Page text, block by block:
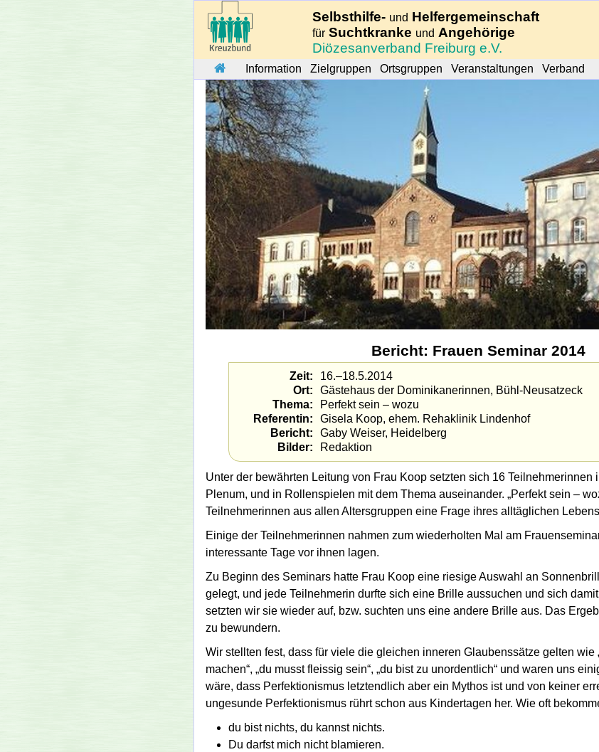
Selbsthilfe- und Helfergemeinschaft
für Suchtkranke und Angehörige
Diözesanverband Freiburg e.V.
Information Zielgruppen Ortsgruppen Veranstaltungen Verband
Bericht: Frauen Seminar 2014
Zeit
16.–18.5.2014
Ort
Gästehaus der Dominikanerinnen, Bühl-Neusatzeck
Thema
Perfekt sein – wozu
Referentin
Gisela Koop, ehem. Rehaklinik Lindenhof
Bericht
Gaby Weiser, Heidelberg
Bilder
Redaktion
Unter der bewährten Leitung von Frau Koop setzten sich 16 Teilnehmerinnen
Plenum, und in Rollenspielen mit dem Thema auseinander.
Perfekt sein –
Teilnehmerinnen aus allen Altersgruppen eine Frage ihres alltäglichen
Einige der Teilnehmerinnen nahmen zum wiederholten Mal am
interessante Tage vor ihnen lagen.
Zu Beginn des Seminars hatte Frau Koop eine riesige Auswahl an
gelegt, und jede Teilnehmerin durfte sich eine Brille aussuchen und sich
setzten wir sie wieder auf, bzw. suchten uns eine andere Brille aus. Das
zu bewundern.
Wir stellten fest, dass für viele die gleichen inneren Glaubenssätze gelten wie
machen , du musst fleissig sein , du bist zu unordentlich
und waren uns
wäre, dass Perfektionismus letztendlich aber ein Mythos ist und von keiner
ungesunde Perfektionismus rührt schon aus Kindertagen her. Wie oft
du bist nichts, du kannst nichts.
Du darfst mich nicht blamieren.